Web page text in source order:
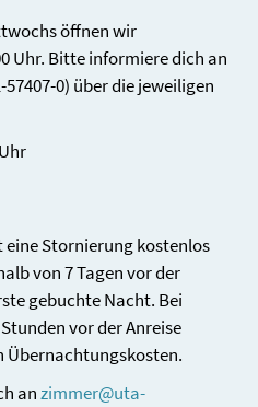
öffnen wir
Uhr. Bitte informiere dich an
0) über die jeweiligen
eine Stornierung kostenlos
von 7 Tagen vor der
gebuchte Nacht. Bei
vor der Anreise
Übernachtungskosten.
anzimmer@uta-